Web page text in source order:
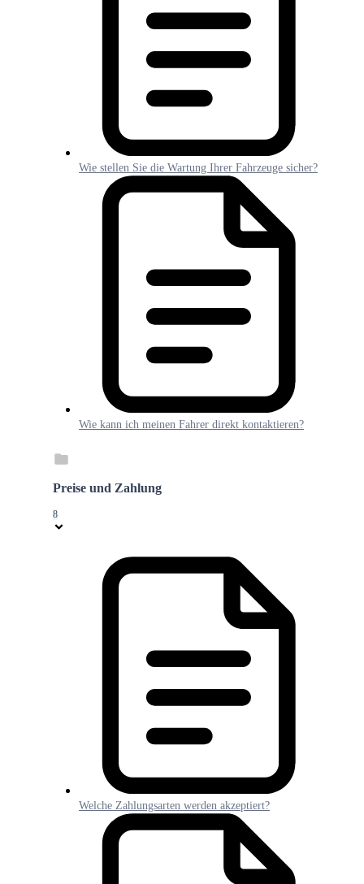
Wie stellen Sie die Wartung Ihrer Fahrzeuge sicher?
Wie kann ich meinen Fahrer direkt kontaktieren?
Preise und Zahlung
8
Welche Zahlungsarten werden akzeptiert?